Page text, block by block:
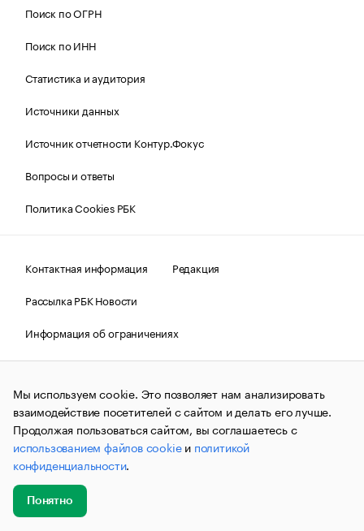
Поиск по ОГРН
Поиск по ИНН
Статистика и аудитория
Источники данных
Источник отчетности Контур.Фокус
Вопросы и ответы
Политика Cookies РБК
Контактная информация
Редакция
Рассылка РБК Новости
Информация об ограничениях
Правовая информация
О соблюдении авторских прав
© АО «РОСБИЗНЕСКОНСАЛТИНГ»,1995–2026.Сообщения
и материалы информационного агентства «РБК»
(зарегистрировано Федеральной службой по надзору в сфере
связи, информационных технологий и массовых
коммуникаций (Роскомнадзор) 09.12.2015 за номером ИА
№ФС77-63848) сопровождаются пометкой «РБК». Отдельные
публикации могут содержать информацию,
не предназначенную для пользователей
до 18 лет.
Мы используем cookie. Это позволяет нам анализировать
взаимодействие посетителей с сайтом и делать его лучше.
Продолжая пользоваться сайтом, вы соглашаетесь с
использованием файлов cookieи политикой
конфиденциальности.
Понятно